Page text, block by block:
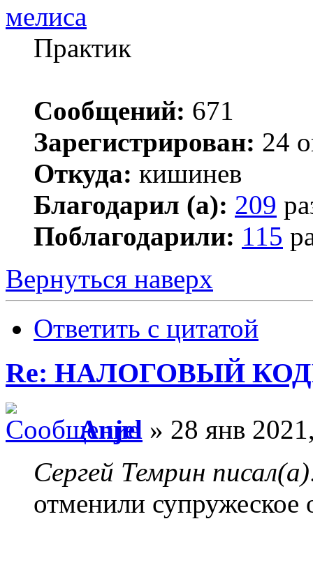
мелиса
Практик
Сообщений: 671
Зарегистрирован: 24
Откуда: кишинев
Благодарил (а): 209
Поблагодарили: 115
Вернуться наверх
Ответить с цитатой
Re: НАЛОГОВЫЙ
Anjel » 28 янв
Сергей Темрин
отменили супружеское